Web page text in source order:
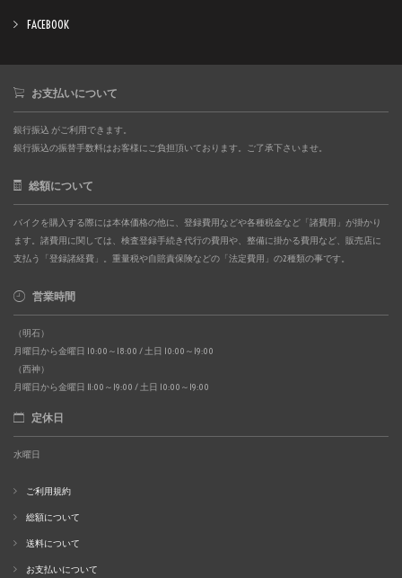
FACEBOOK
お支払いについて
銀行振込 がご利用できます。
銀行振込の振替手数料はお客様にご負担頂いております。ご了承下さいませ。
総額について
バイクを購入する際には本体価格の他に、登録費用などや各種税金など「諸費用」が掛かり
ます。諸費用に関しては、検査登録手続き代行の費用や、整備に掛かる費用など、販売店に
支払う「登録諸経費」。重量税や自賠責保険などの「法定費用」の2種類の事です。
営業時間
（明石）
月曜日から金曜日 10:00～18:00 / 土日 10:00～19:00
（西神）
月曜日から金曜日 11:00～19:00 / 土日 10:00～19:00
定休日
水曜日
ご利用規約
総額について
送料について
お支払いについて